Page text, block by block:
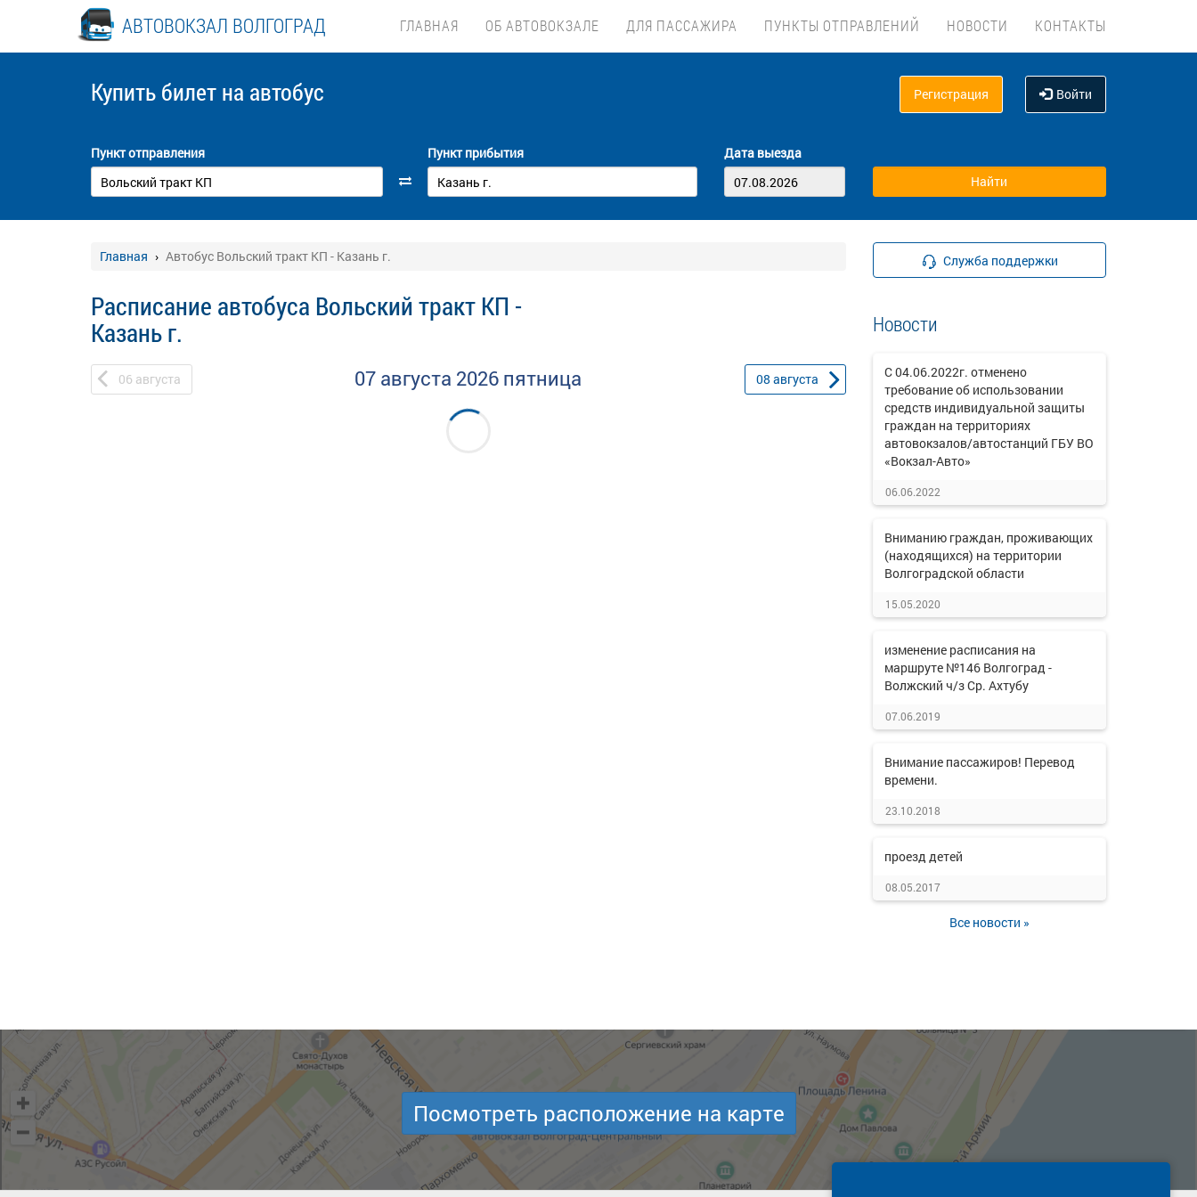
АВТОВОКЗАЛ ВОЛГОГРАД ГЛАВНАЯ ОБ АВТОВОКЗАЛЕ ДЛЯ ПАССАЖИРА ПУНКТЫ ОТПРАВЛЕНИЙ НОВОСТИ КОНТАКТЫ
Купить билет на автобус Регистрация Войти
Пункт отправления Пункт прибытия Дата выезда
Главная Автобус Вольский тракт КП - Казань г.
Расписание автобуса Вольский тракт КП -
Казань г.
06 августа 07 августа 2026 пятница 08 августа
Служба поддержки
Новости
С 04.06.2022г. отменено
требование об использовании
средств индивидуальной защиты
граждан на территориях
автовокзалов/автостанций ГБУ ВО
«Вокзал-Авто»
06.06.2022
Вниманию граждан, проживающих
(находящихся) на территории
Волгоградской области
15.05.2020
изменение расписания на
маршруте №146 Волгоград -
Волжский ч/з Ср. Ахтубу
07.06.2019
Внимание пассажиров! Перевод
времени.
23.10.2018
проезд детей
08.05.2017
Все новости »
Посмотреть расположение на карте